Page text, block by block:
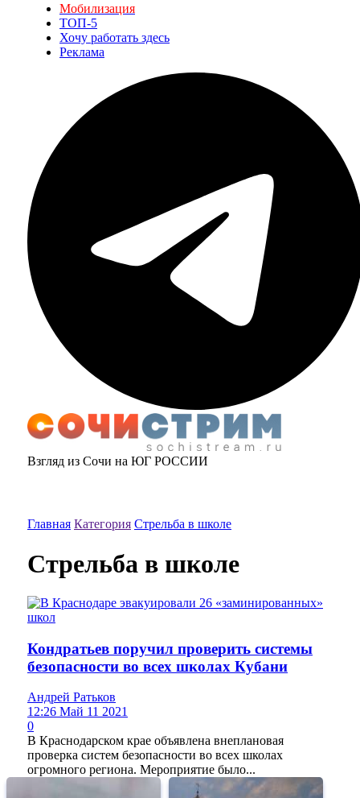
Мобилизация
ТОП-5
Хочу работать здесь
Реклама
Взгляд из Сочи на ЮГ РОССИИ
Главная Категория Стрельба в школе
Стрельба в школе
Кондратьев поручил проверить системы
безопасности во всех школах Кубани
Андрей Ратьков
12:26 Май 11 2021
0
В Краснодарском крае объявлена внеплановая
проверка систем безопасности во всех школах
огромного региона. Мероприятие было...